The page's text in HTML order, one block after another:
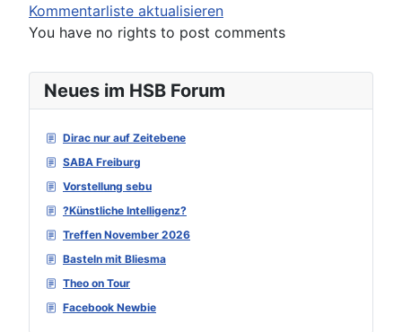
Neues im HSB Forum
Dirac nur auf Zeitebene
SABA Freiburg
Vorstellung sebu
?Künstliche Intelligenz?
Treffen November 2026
Basteln mit Bliesma
Theo on Tour
Facebook Newbie
Kommentarliste aktualisieren
You have no rights to post comments